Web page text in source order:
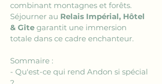
combinant montagnes et forêts.
Séjourner au Relais Impérial, Hôtel
& Gîte garantit une immersion
totale dans ce cadre enchanteur.
Sommaire :
- Qu'est-ce qui rend Andon si spécial